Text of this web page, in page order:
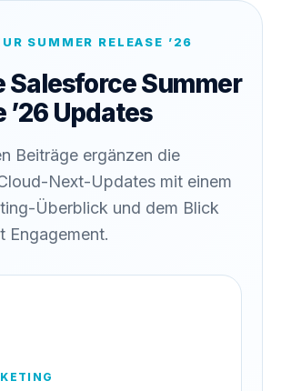
SUMMER RELEASE ’26
Salesforce Summer
’26 Updates
Beiträge ergänzen die
Next-Updates mit einem
Überblick und dem Blick
Engagement.